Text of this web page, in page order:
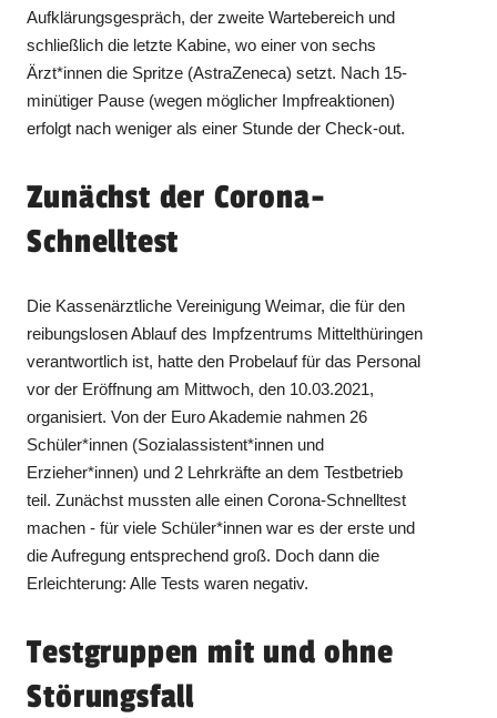
Aufklärungsgespräch, der zweite Wartebereich und
schließlich die letzte Kabine, wo einer von sechs
Ärzt*innen die Spritze (AstraZeneca) setzt. Nach 15-
minütiger Pause (wegen möglicher Impfreaktionen)
erfolgt nach weniger als einer Stunde der Check-out.
Zunächst der Corona-
Schnelltest
Die Kassenärztliche Vereinigung Weimar, die für den
reibungslosen Ablauf des Impfzentrums Mittelthüringen
verantwortlich ist, hatte den Probelauf für das Personal
vor der Eröffnung am Mittwoch, den 10.03.2021,
organisiert. Von der Euro Akademie nahmen 26
Schüler*innen (Sozialassistent*innen und
Erzieher*innen) und 2 Lehrkräfte an dem Testbetrieb
teil. Zunächst mussten alle einen Corona-Schnelltest
machen - für viele Schüler*innen war es der erste und
die Aufregung entsprechend groß. Doch dann die
Erleichterung: Alle Tests waren negativ.
Testgruppen mit und ohne
Störungsfall